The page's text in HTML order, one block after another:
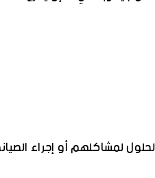
لمشاكلهم أو إجراء